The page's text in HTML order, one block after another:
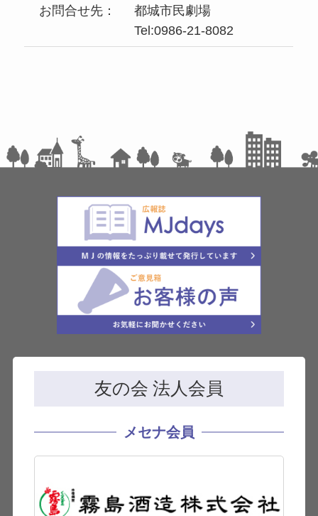
お問合せ先：
都城市民劇場
Tel:0986-21-8082
友の会 法人会員
メセナ会員